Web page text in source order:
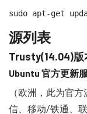
sudo apt-get
源列表
Trusty(14.04)版
Ubuntu 官方更新
（欧洲，此为官
信、移动/铁通、